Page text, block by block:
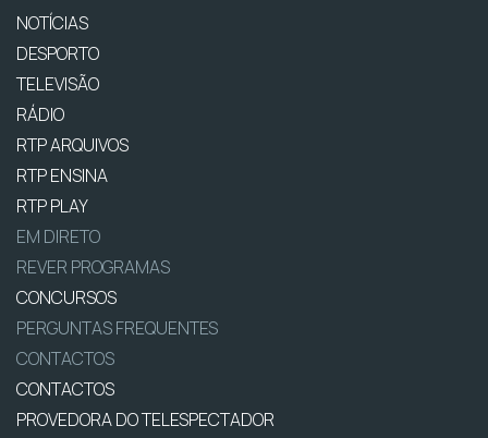
NOTÍCIAS
DESPORTO
TELEVISÃO
RÁDIO
RTP ARQUIVOS
RTP ENSINA
RTP PLAY
EM DIRETO
REVER PROGRAMAS
CONCURSOS
PERGUNTAS FREQUENTES
CONTACTOS
CONTACTOS
PROVEDORA DO TELESPECTADOR